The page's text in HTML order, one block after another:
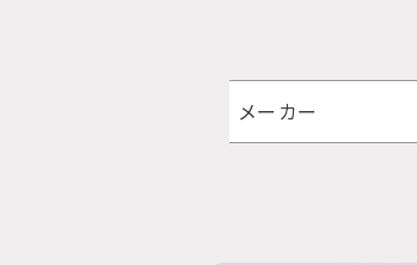
メーカー